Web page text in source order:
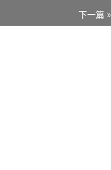
下一篇 »